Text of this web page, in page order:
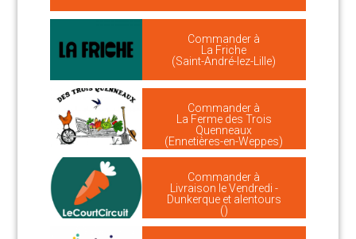
Commander à
La Friche
(Saint-André-lez-Lille)
Commander à
La Ferme des Trois
Quenneaux
(Ennetières-en-Weppes)
Commander à
Livraison le Vendredi -
Dunkerque et alentours
()